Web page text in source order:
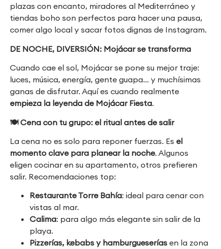
plazas con encanto, miradores al Mediterráneo y
tiendas boho son perfectos para hacer una pausa,
comer algo local y sacar fotos dignas de Instagram.
DE NOCHE, DIVERSIÓN: Mojácar se transforma
Cuando cae el sol, Mojácar se pone su mejor traje:
luces, música, energía, gente guapa… y muchísimas
ganas de disfrutar. Aquí es cuando realmente
empieza la leyenda de Mojácar Fiesta.
🍽️ Cena con tu grupo: el ritual antes de salir
La cena no es solo para reponer fuerzas. Es el
momento clave para planear la noche. Algunos
eligen cocinar en su apartamento, otros prefieren
salir. Recomendaciones top:
Restaurante Torre Bahía: ideal para cenar con
vistas al mar.
Calima: para algo más elegante sin salir de la
playa.
Pizzerías, kebabs y hamburgueserías en la zona